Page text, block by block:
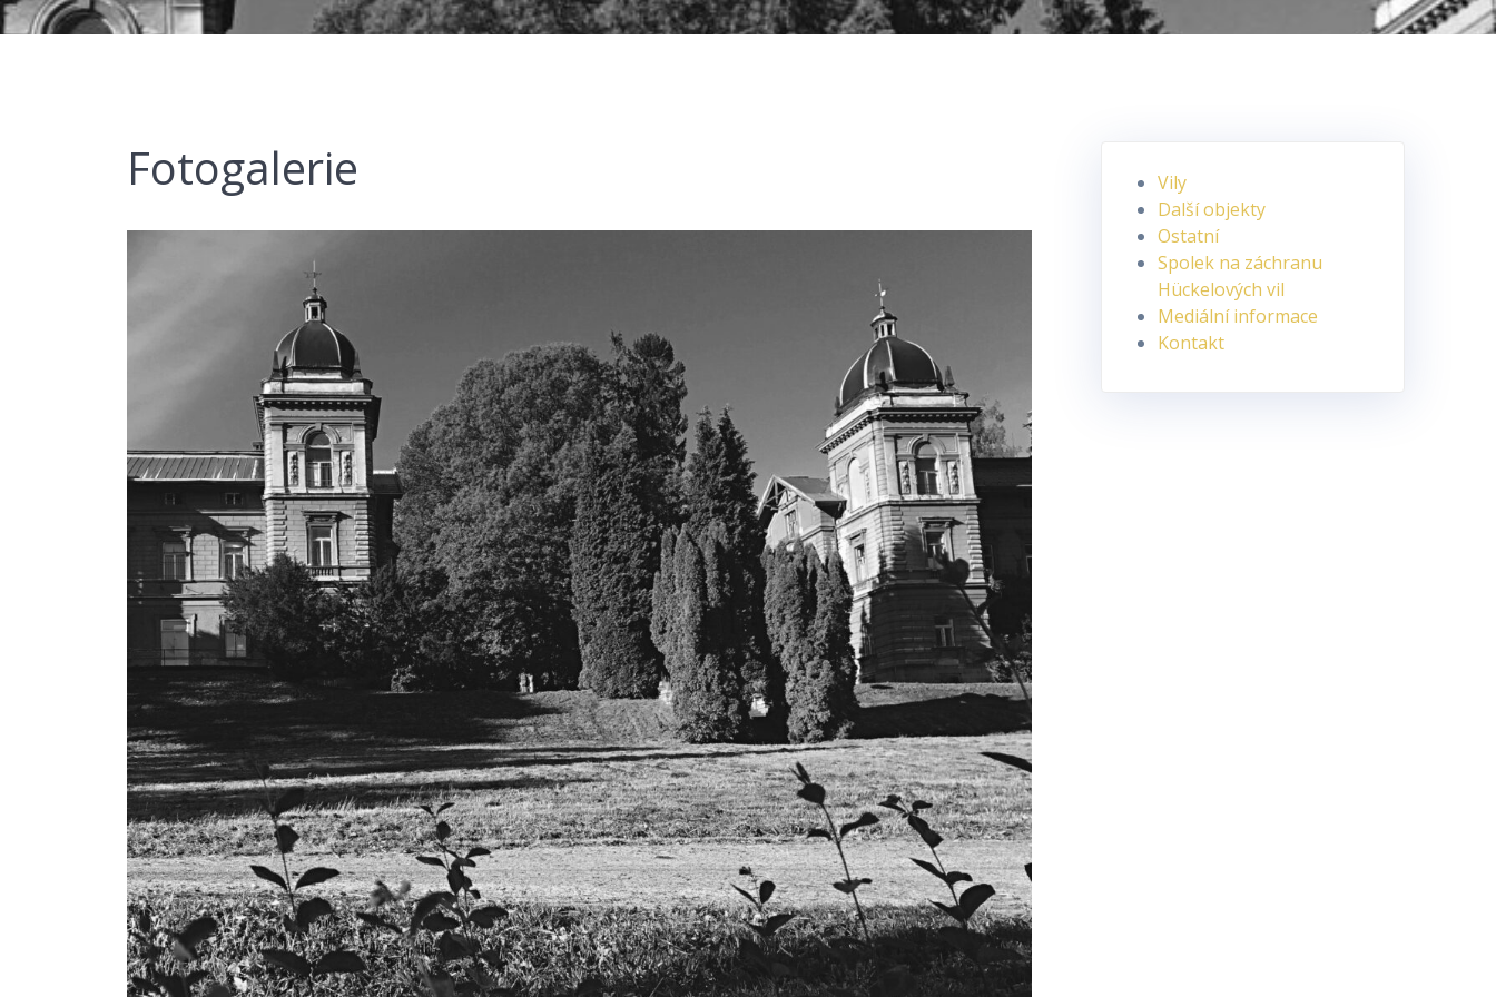
Fotogalerie
Vily
Další objekty
Ostatní
Spolek na záchranu
Hückelových vil
Mediální informace
Kontakt